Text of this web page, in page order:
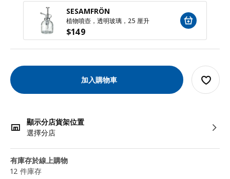
SESAMFRÖN
植物噴壺，透明玻璃，25 厘升
$149
加入購物車
顯示分店貨架位置
選擇分店
有庫存於線上購物
12 件庫存